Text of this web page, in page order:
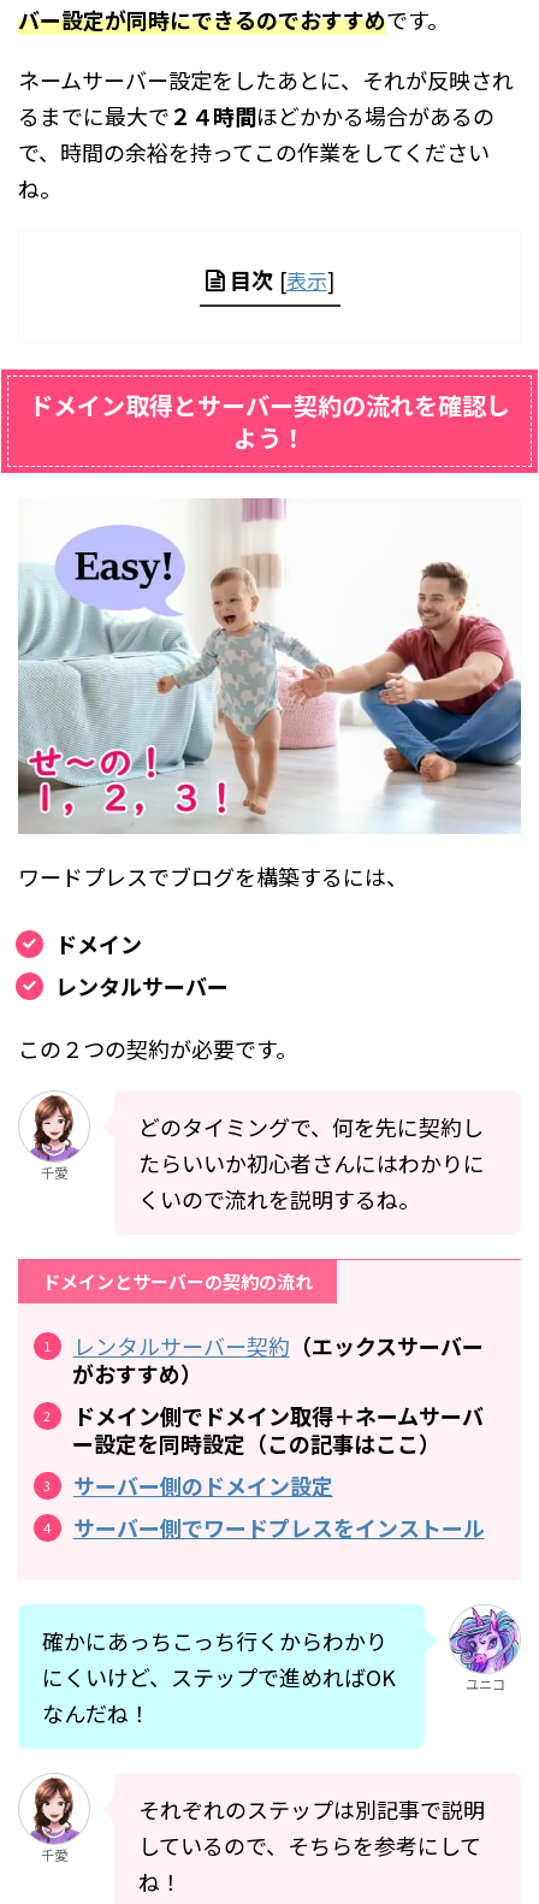
バー設定が同時にできるのでおすすめです。
ネームサーバー設定をしたあとに、それが反映され
るまでに最大で２４時間ほどかかる場合があるの
で、時間の余裕を持ってこの作業をしてください
ね。
目次 [表示]
ドメイン取得とサーバー契約の流れを確認し
よう！
ワードプレスでブログを構築するには、
ドメイン
レンタルサーバー
この２つの契約が必要です。
千愛
どのタイミングで、何を先に契約し
たらいいか初心者さんにはわかりに
くいので流れを説明するね。
ドメインとサーバーの契約の流れ
レンタルサーバー契約 （エックスサーバー
がおすすめ）
ドメイン側でドメイン取得＋ネームサーバ
ー設定を同時設定（この記事はここ）
サーバー側のドメイン設定
サーバー側でワードプレスをインストール
確かにあっちこっち行くからわかり
にくいけど、ステップで進めればOK
なんだね！
ユニコ
千愛
それぞれのステップは別記事で説明
しているので、そちらを参考にして
ね！